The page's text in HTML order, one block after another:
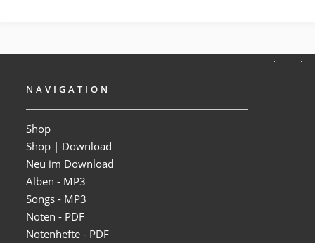
NAVIGATION
Shop
Shop | Download
Neu im Download
Alben - MP3
Songs - MP3
Noten - PDF
Notenhefte - PDF